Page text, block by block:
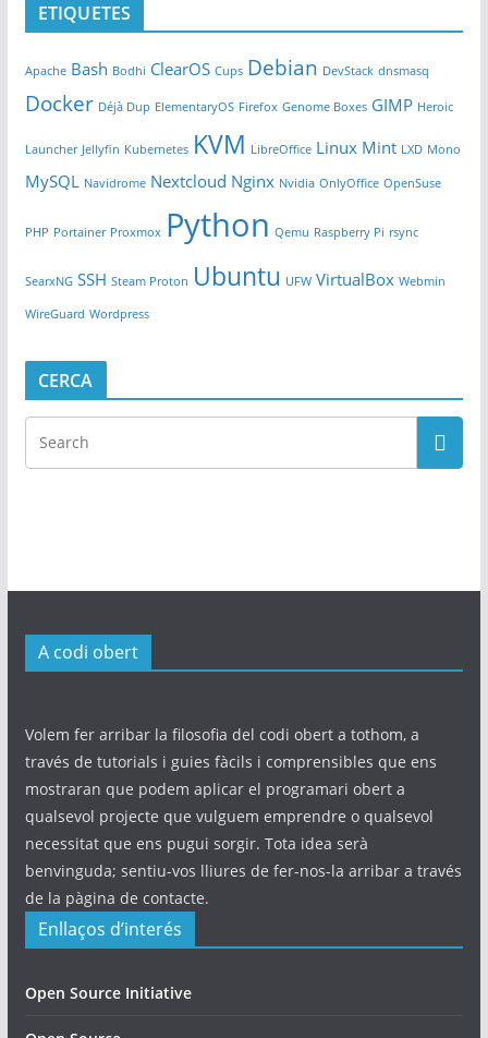
ETIQUETES
Apache Bash Bodhi ClearOS Cups Debian DevStack dnsmasq
Docker Déjà Dup ElementaryOS Firefox Genome Boxes GIMP Heroic
Launcher Jellyfin Kubernetes KVM LibreOffice Linux Mint LXD Mono
MySQL Navidrome Nextcloud Nginx Nvidia OnlyOffice OpenSuse
PHP Portainer Proxmox Python Qemu Raspberry Pi rsync
SearxNG SSH Steam Proton Ubuntu UFW VirtualBox Webmin
WireGuard Wordpress
CERCA
A codi obert
Volem fer arribar la filosofia del codi obert a tothom, a
través de tutorials i guies fàcils i comprensibles que ens
mostraran que podem aplicar el programari obert a
qualsevol projecte que vulguem emprendre o qualsevol
necessitat que ens pugui sorgir. Tota idea serà
benvinguda; sentiu-vos lliures de fer-nos-la arribar a través
de la pàgina de contacte.
Enllaços d’interés
Open Source Initiative